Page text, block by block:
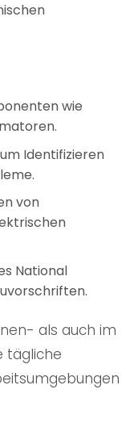
wie
Identifizieren
von
National
als auch im
tägliche